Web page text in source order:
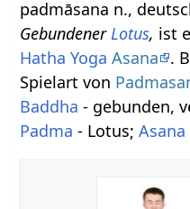
padmāsana n.,
GebundenerLotus, ist
Hatha Yoga Asana
.
Spielart von
Baddha - gebunden,
Padma - Lotus;Asana